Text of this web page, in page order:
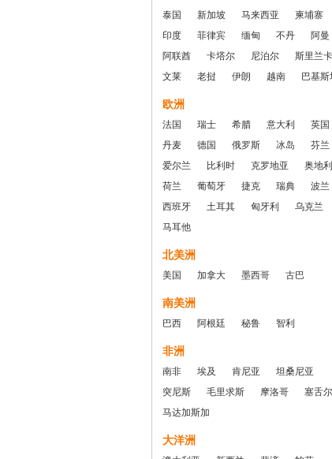
泰国
新加坡 马来西亚
柬埔寨
印度
菲律宾 缅甸 不丹
阿曼
阿联酋
卡塔尔 尼泊尔
斯里兰卡
文莱
老挝 伊朗 越南 巴基斯
欧洲
法国 瑞士 希腊 意大利
英国
丹麦
德国 俄罗斯 冰岛
芬兰
爱尔兰
比利时 克罗地亚
奥地利
荷兰
葡萄牙 捷克 瑞典
波兰
西班牙
土耳其 匈牙利
乌克兰
马耳他
北美洲
美国 加拿大 墨西哥 古巴
南美洲
巴西 阿根廷 秘鲁 智利
非洲
南非 埃及 肯尼亚
坦桑尼亚
突尼斯
毛里求斯 摩洛哥
塞舌尔
马达加斯加
大洋洲